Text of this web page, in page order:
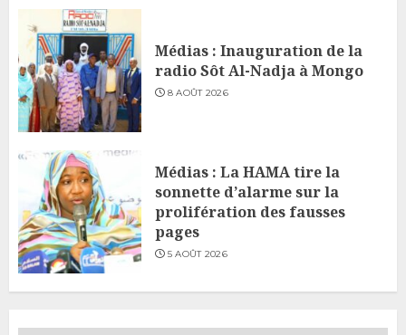
Médias : Inauguration de la
radio Sôt Al-Nadja à Mongo
8 AOÛT 2026
Médias : La HAMA tire la
sonnette d’alarme sur la
prolifération des fausses
pages
5 AOÛT 2026